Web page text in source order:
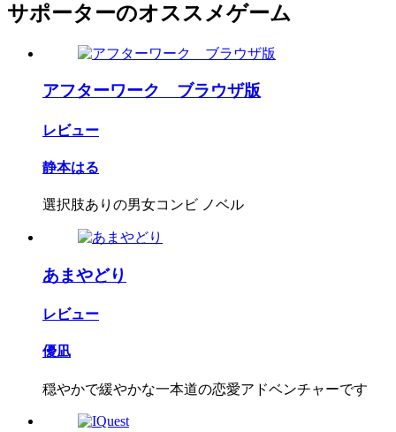
サポーターのオススメゲーム
アフターワーク ブラウザ版
レビュー
静本はる
選択肢ありの男女コンビ ノベル
あまやどり
レビュー
優凪
穏やかで緩やかな一本道の恋愛アドベンチャーです